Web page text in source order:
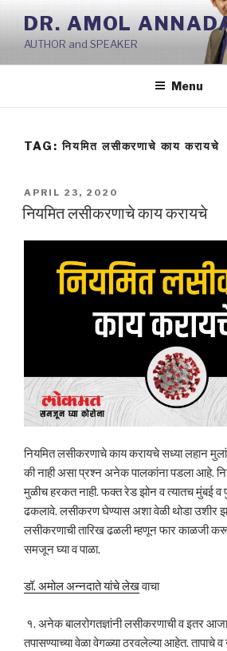
Skip
content
DR. AMOL
AUTHOR and SPEAKER
Menu
TAG:नियमित लसीकरणाचे काय करायचे
POSTED
ON
APRIL 23, 2020
नियमित लसीकरणाचे काय करायचे
नियमित लसीकरणाचे काय करायचे सध्या लहान
की नाही असा प्रश्न अनेक पालकांना पडला आहे.
मुळीच हरकत नाही. फक्त रेड झोन व त्यातच मुंबई व
ढकलावे. लसीकरण घेण्यास अशा वेळी थोडा उशीर
लसीकरणाची तारिख ढळली म्हणून फार काळजी करू
समजून घ्या व पाळा.
डॉ. अमोल अन्नदाते यांचे लेखवाचा
१. अनेक बालरोगतज्ञांनी लसीकरणाची व इतर
तपासण्याच्या वेळा वेगळ्या ठरवलेल्या आहेत. तापाचे व